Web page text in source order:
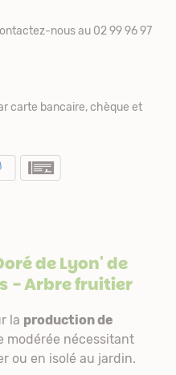
nous au 02 99 96 97
carte bancaire, chèque et
de Lyon' de
- Arbre fruitier
la production de
modérée nécessitant
ou en isolé au jardin.